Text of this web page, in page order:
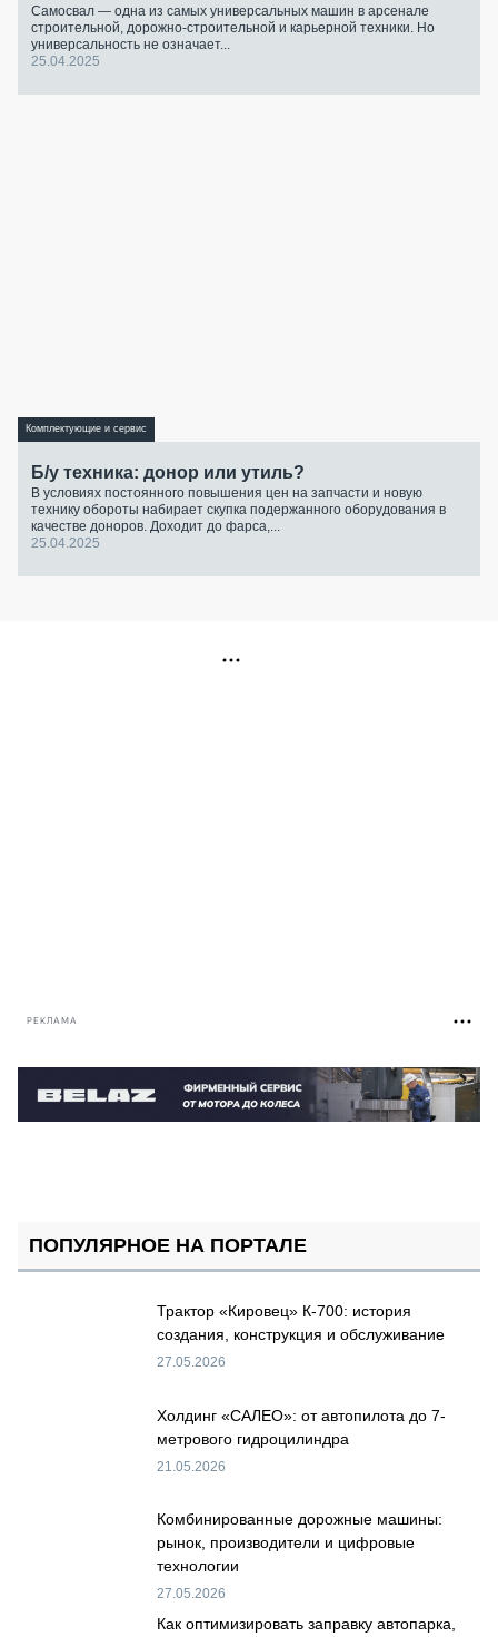
Самосвал — одна из самых универсальных машин в арсенале
строительной, дорожно-строительной и карьерной техники. Но
универсальность не означает...
25.04.2025
Комплектующие и сервис
Б/у техника: донор или утиль?
В условиях постоянного повышения цен на запчасти и новую
технику обороты набирает скупка подержанного оборудования в
качестве доноров. Доходит до фарса,...
25.04.2025
РЕКЛАМА
ПОПУЛЯРНОЕ НА ПОРТАЛЕ
Трактор «Кировец» К-700: история
создания, конструкция и обслуживание
27.05.2026
Холдинг «САЛЕО»: от автопилота до 7-
метрового гидроцилиндра
21.05.2026
Комбинированные дорожные машины:
рынок, производители и цифровые
технологии
27.05.2026
Как оптимизировать заправку автопарка,